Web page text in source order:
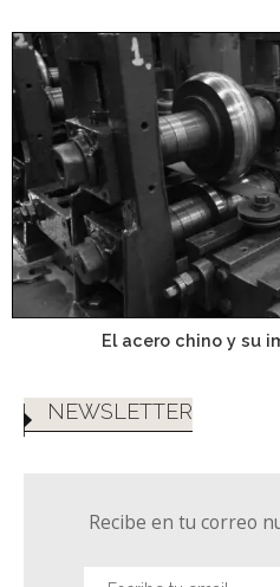
El acero chino y su
NEWSLETTER
Recibe en tu correo